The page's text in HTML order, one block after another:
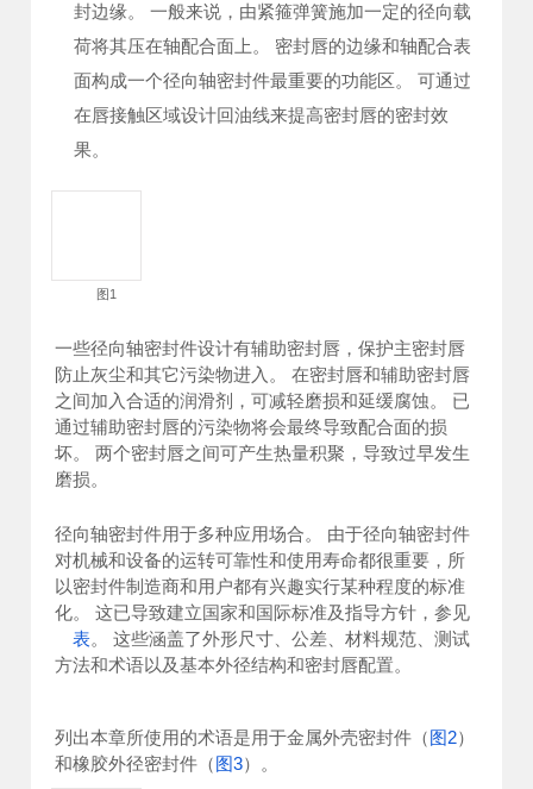
封边缘。 一般来说，由紧箍弹簧施加一定的径向载
荷将其压在轴配合面上。 密封唇的边缘和轴配合表
面构成一个径向轴密封件最重要的功能区。 可通过
在唇接触区域设计回油线来提高密封唇的密封效
果。
图1
一些径向轴密封件设计有辅助密封唇，保护主密封唇
防止灰尘和其它污染物进入。 在密封唇和辅助密封唇
之间加入合适的润滑剂，可减轻磨损和延缓腐蚀。 已
通过辅助密封唇的污染物将会最终导致配合面的损
坏。 两个密封唇之间可产生热量积聚，导致过早发生
磨损。
径向轴密封件用于多种应用场合。 由于径向轴密封件
对机械和设备的运转可靠性和使用寿命都很重要，所
以密封件制造商和用户都有兴趣实行某种程度的标准
化。 这已导致建立国家和国际标准及指导方针，参见
表。 这些涵盖了外形尺寸、公差、材料规范、测试
方法和术语以及基本外径结构和密封唇配置。
列出本章所使用的术语是用于金属外壳密封件（图2）
和橡胶外径密封件（图3）。